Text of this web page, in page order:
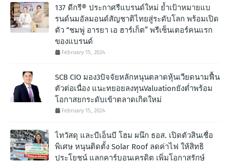
137 ดีกรี® ประกาศรีแบรนด์ใหม่ ย้ำเป้าหมายแบ
รนด์นมอัลมอนด์สัญชาติไทยสู่ระดับโลก พร้อมเปิด
ตัว “ชมพู่ อารยา เอ ฮาร์เก็ต” พรีเซ็นเตอร์คนแรก
ของแบรนด์
February 15, 2024
SCB CIO มอง3ปัจจัยหลักหนุนตลาดหุ้นเวียดนามฟื้น
ตัวต่อเนื่อง แนะทยอยลงทุนValuationยังต่ำพร้อม
โอกาสยกระดับเข้าตลาดเกิดใหม่
February 15, 2024
ไทวัสดุ และบีเอ็นบี โฮม ผนึก ธอส. เปิดตัวสินเชื่อ
พิเศษ หนุนติดตั้ง Solar Roof ลดค่าไฟ ให้สิทธิ
ประโยชน์ แลกคาร์บอนเครดิต เพิ่มโอกาสรักษ์